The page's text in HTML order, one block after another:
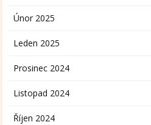
Únor 2025
Leden 2025
Prosinec 2024
Listopad 2024
Říjen 2024